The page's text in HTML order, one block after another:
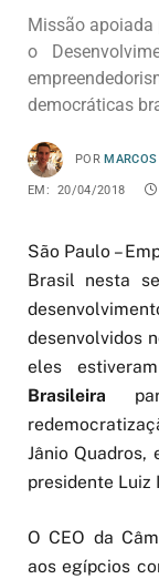
Missão apoiada
o
democráticas
POR MARCOS
EM: 20/04/2018
São Paulo –
Brasil nesta
desenvolvidos
eles
Brasileira
Jânio Quadros,
presidente Luiz
O CEO da
aos egípcios